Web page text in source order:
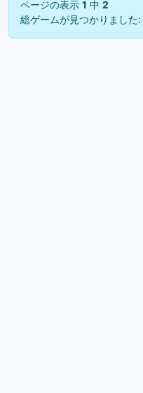
ページの表示 1 中 2
総ゲームが見つかりました: